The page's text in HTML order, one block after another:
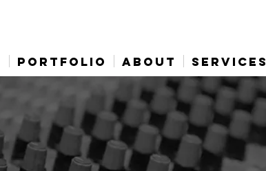
PORTFOLIO ABOUT SERVICES